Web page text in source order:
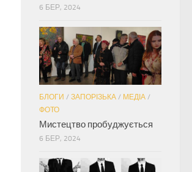
6 БЕР, 2024
БЛОГИ / ЗАПОРІЗЬКА / МЕДІА /
ФОТО
Мистецтво пробуджується
6 БЕР, 2024